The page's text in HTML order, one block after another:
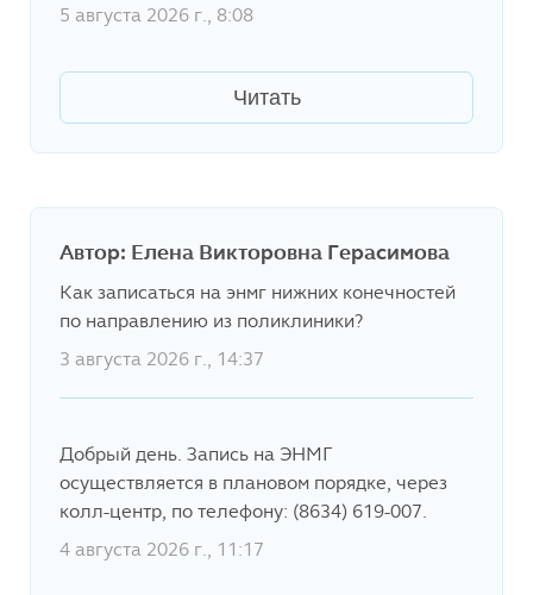
5 августа 2026 г., 8:08
Читать
Автор: Елена Викторовна Герасимова
Как записаться на энмг нижних конечностей
по направлению из поликлиники?
3 августа 2026 г., 14:37
Добрый день. Запись на ЭНМГ
осуществляется в плановом порядке, через
колл-центр, по телефону: (8634) 619-007.
4 августа 2026 г., 11:17